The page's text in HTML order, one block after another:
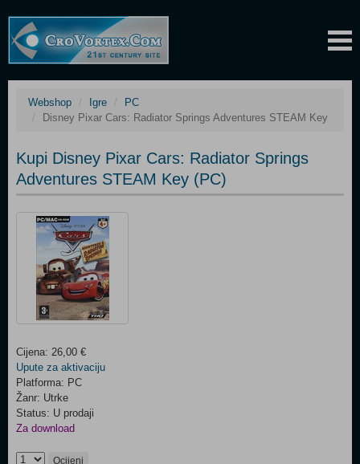
Webshop Igre
PC
Disney Pixar Cars: Radiator Springs Adventures STEAM Key
Kupi Disney Pixar Cars: Radiator Springs
Adventures STEAM Key (PC)
Cijena: 26,00 €
Upute za aktivaciju
Platforma: PC
Žanr: Utrke
Status: U prodaji
Za download
Ocijeni